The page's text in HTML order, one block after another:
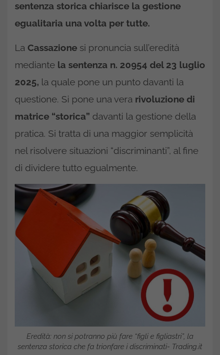
sentenza storica chiarisce la gestione
egualitaria una volta per tutte.
La Cassazione si pronuncia sull’eredità
mediante la sentenza n. 20954 del 23 luglio
2025, la quale pone un punto davanti la
questione. Si pone una vera rivoluzione di
matrice “storica” davanti la gestione della
pratica. Si tratta di una maggior semplicità
nel risolvere situazioni “discriminanti”, al fine
di dividere tutto egualmente.
Eredità: non si potranno più fare “figli e figliastri”, la
sentenza storica che fa trionfare i discriminati- Trading.it